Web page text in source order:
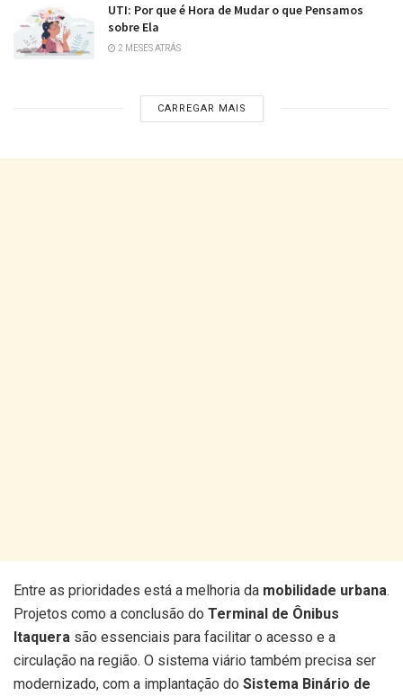
UTI: Por que é Hora de Mudar o que Pensamos
sobre Ela
2 MESES ATRÁS
CARREGAR MAIS
Entre as prioridades está a melhoria da mobilidade urbana.
Projetos como a conclusão do Terminal de Ônibus
Itaquera são essenciais para facilitar o acesso e a
circulação na região. O sistema viário também precisa ser
modernizado, com a implantação do Sistema Binário de